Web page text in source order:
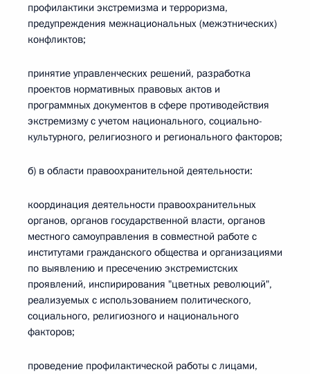
профилактики экстремизма и терроризма,
предупреждения межнациональных (межэтнических)
конфликтов;
принятие управленческих решений, разработка
проектов нормативных правовых актов и
программных документов в сфере противодействия
экстремизму с учетом национального, социально-
культурного, религиозного и регионального факторов;
б) в области правоохранительной деятельности:
координация деятельности правоохранительных
органов, органов государственной власти, органов
местного самоуправления в совместной работе с
институтами гражданского общества и организациями
по выявлению и пресечению экстремистских
проявлений, инспирирования "цветных революций",
реализуемых с использованием политического,
социального, религиозного и национального
факторов;
проведение профилактической работы с лицами,